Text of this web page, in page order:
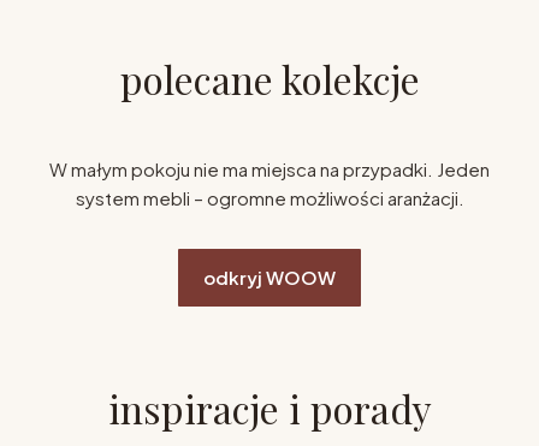
polecane kolekcje
W małym pokoju nie ma miejsca na przypadki. Jeden
system mebli – ogromne możliwości aranżacji.
odkryj WOOW
inspiracje i porady